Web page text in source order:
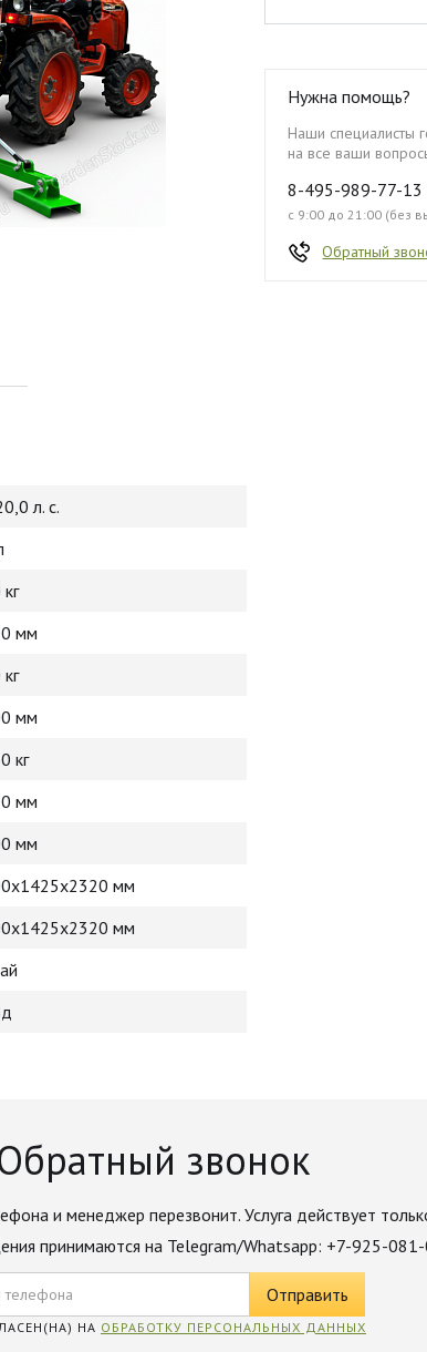
Нужна помощь?
Наши специалисты
на все ваши
8-495-989-77-13
с 9:00 до 21:00 (без
Обратный
л. с.
мм
мм
кг
мм
мм
мм
мм
звонок
и менеджер перезвонит. Услуга действует
принимаются на Telegram/Whatsapp: +7-925-
НА ОБРАБОТКУ ПЕРСОНАЛЬНЫХ ДАННЫХ